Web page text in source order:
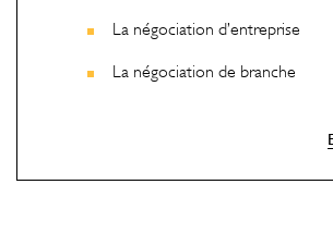
La négociation d’entreprise
La négociation de branche